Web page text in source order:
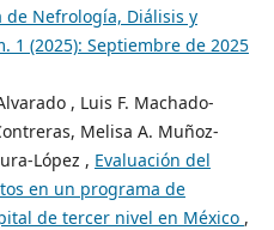
de Nefrología, Diálisis y
1 (2025): Septiembre de 2025
, Luis F. Machado-
Melisa A. Muñoz-
López , Evaluación del
en un programa de
de tercer nivel en México ,